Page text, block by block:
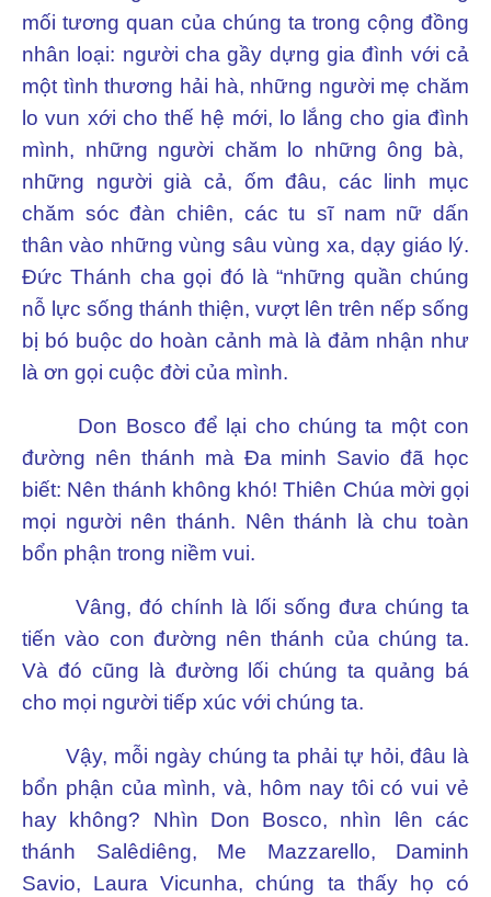
mối tương quan của chúng ta trong cộng đồng
nhân loại: người cha gầy dựng gia đình với cả
một tình thương hải hà, những người mẹ chăm
lo vun xới cho thế hệ mới, lo lắng cho gia đình
mình, những người chăm lo những ông bà,
những người già cả, ốm đâu, các linh mục
chăm sóc đàn chiên, các tu sĩ nam nữ dấn
thân vào những vùng sâu vùng xa, dạy giáo lý.
Đức Thánh cha gọi đó là “những quần chúng
nỗ lực sống thánh thiện, vượt lên trên nếp sống
bị bó buộc do hoàn cảnh mà là đảm nhận như
là ơn gọi cuộc đời của mình.
Don Bosco để lại cho chúng ta một con
đường nên thánh mà Đa minh Savio đã học
biết: Nên thánh không khó! Thiên Chúa mời gọi
mọi người nên thánh. Nên thánh là chu toàn
bổn phận trong niềm vui.
Vâng, đó chính là lối sống đưa chúng ta
tiến vào con đường nên thánh của chúng ta.
Và đó cũng là đường lối chúng ta quảng bá
cho mọi người tiếp xúc với chúng ta.
Vậy, mỗi ngày chúng ta phải tự hỏi, đâu là
bổn phận của mình, và, hôm nay tôi có vui vẻ
hay không? Nhìn Don Bosco, nhìn lên các
thánh Salêdiêng, Me Mazzarello, Daminh
Savio, Laura Vicunha, chúng ta thấy họ có